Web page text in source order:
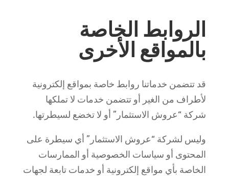
الروابط الخاصة
بالمواقع الأخرى
قد تتضمن خدماتنا روابط خاصة بمواقع إلكترونية
لأطراف من الغير أو تتضمن خدمات لا تملكها
شركة “عروش الاستثمار” أو لا تخضع لسيطرتها.
وليس لشركة “عروش الاستثمار” أي سيطرة على
المحتوى أو سياسات الخصوصية أو الممارسات
الخاصة بأي مواقع إلكترونية أو خدمات تابعة لجهات